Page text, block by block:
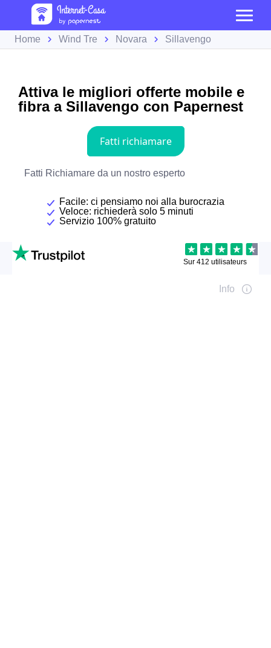
Home Wind Tre Novara Sillavengo